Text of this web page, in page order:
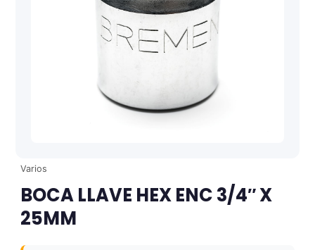
Varios
BOCA LLAVE HEX ENC 3/4″ X
25MM